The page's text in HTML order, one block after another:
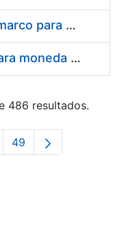
Contratación de acuerdo marco para el Suministro de Material de Electricidad para la Fábrica Nacional de Moneda y Timbre-Real Casa de la Moneda en su centro de trabajo de Burgos
Suministro de estuches para moneda de 30 €
486 resultados.
intermedias Use
Página
49